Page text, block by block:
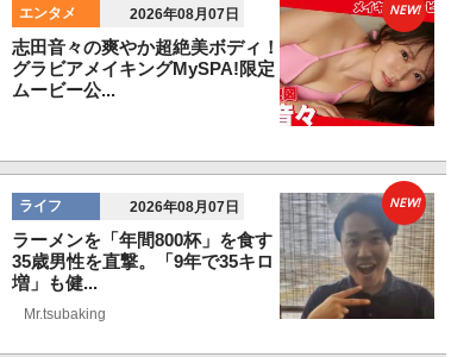
エンタメ 2026年08月07日
志田音々の爽やか超絶美ボディ！
グラビアメイキングMySPA!限定
ムービー公...
NEW!
ライフ 2026年08月07日
ラーメンを「年間800杯」を食す
35歳男性を直撃。「9年で35キロ
増」も健...
Mr.tsubaking
NEW!